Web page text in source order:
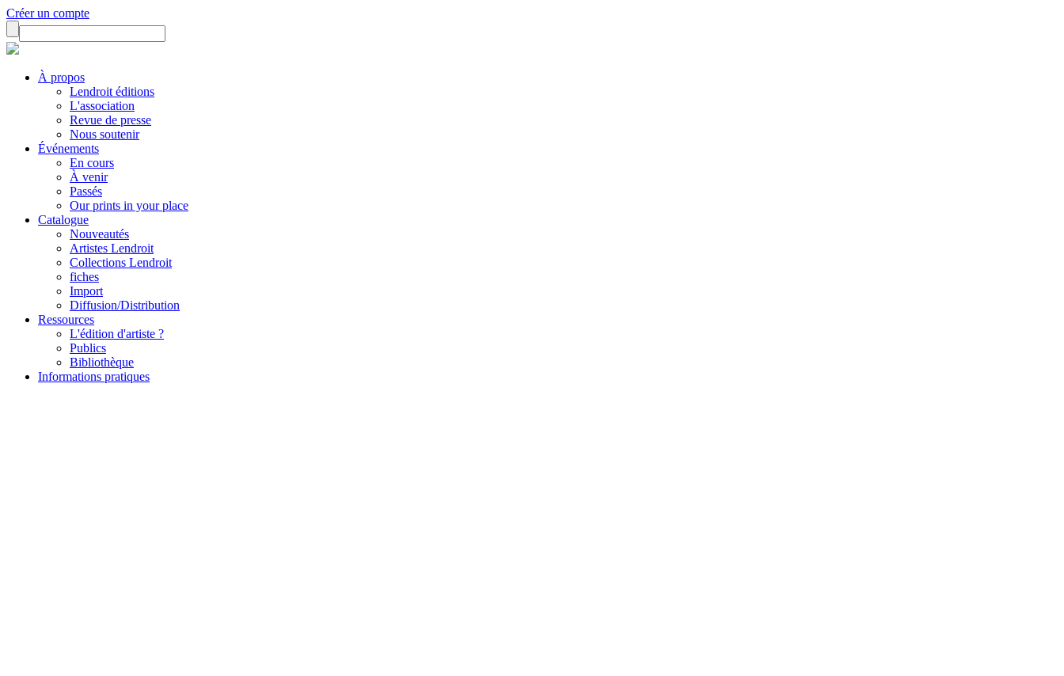
Créer un compte
À propos
Lendroit éditions
L'association
Revue de presse
Nous soutenir
Événements
En cours
À venir
Passés
Our prints in your place
Catalogue
Nouveautés
Artistes Lendroit
Collections Lendroit
fiches
Import
Diffusion/Distribution
Ressources
L'édition d'artiste ?
Publics
Bibliothèque
Informations pratiques